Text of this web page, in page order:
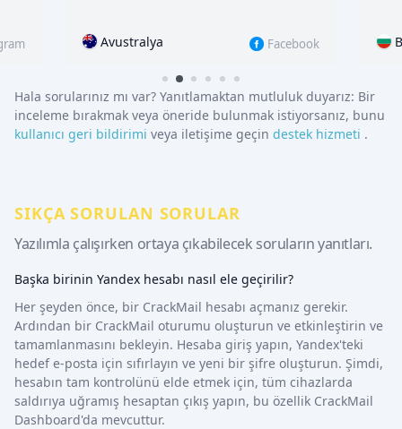
Facebook Instagram
Hala sorularınız mı var? Yanıtlamaktan mutluluk duyarız: Bir
inceleme bırakmak veya öneride bulunmak istiyorsanız, bunu
kullanıcı geri bildirimi veya iletişime geçin destek hi̇zmeti̇ .
SIKÇA SORULAN SORULAR
Yazılımla çalışırken ortaya çıkabilecek soruların yanıtları.
Başka birinin Yandex hesabı nasıl ele geçirilir?
Her şeyden önce, bir CrackMail hesabı açmanız gerekir.
Ardından bir CrackMail oturumu oluşturun ve etkinleştirin ve
tamamlanmasını bekleyin. Hesaba giriş yapın, Yandex'teki
hedef e-posta için sıfırlayın ve yeni bir şifre oluşturun. Şimdi,
hesabın tam kontrolünü elde etmek için, tüm cihazlarda
saldırıya uğramış hesaptan çıkış yapın, bu özellik CrackMail
Dashboard'da mevcuttur.